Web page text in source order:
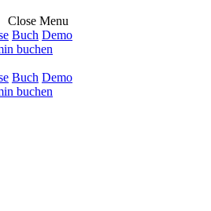
Close Menu
Buch Demo
buchen
Buch Demo
buchen